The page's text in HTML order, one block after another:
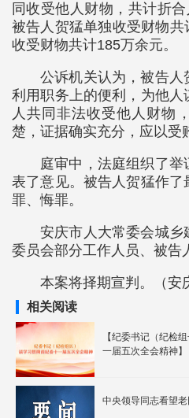
同收受他人财物，共计折
被告人贺猛单独收受财物共
收受财物共计185万余元。
公诉机关认为，被告人
利用职务上的便利，为他
人共同非法收受他人财物
楚，证据确实充分，应以受
庭审中，法庭组织了
表了意见。被告人贺猛作
罪、悔罪。
安庆市人大常委会城
委员会部分工作人员、被告
本案将择期宣判。（安
相关阅读
【纪委书记（纪检
一届五次全会精神
中央领导同志看望